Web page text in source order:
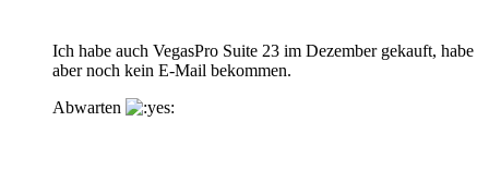
Ich habe auch VegasPro Suite 23 im Dezember gekauft, habe
aber noch kein E-Mail bekommen.
Abwarten